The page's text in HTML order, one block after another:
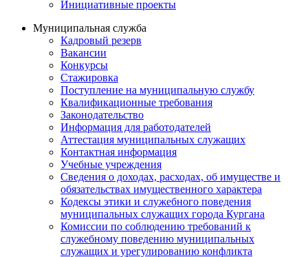
Инициативные проекты
Муниципальная служба
Кадровый резерв
Вакансии
Конкурсы
Стажировка
Поступление на муниципальную службу
Квалификационные требования
Законодательство
Информация для работодателей
Аттестация муниципальных служащих
Контактная информация
Учебные учреждения
Сведения о доходах, расходах, об имуществе и
обязательствах имущественного характера
Кодексы этики и служебного поведения
муниципальных служащих города Кургана
Комиссии по соблюдению требований к
служебному поведению муниципальных
служащих и урегулированию конфликта